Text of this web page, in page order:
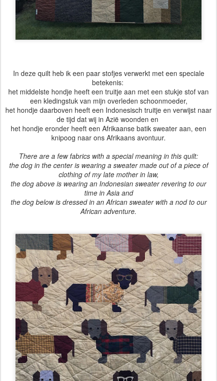
In deze quilt heb ik een paar stofjes verwerkt met een speciale
betekenis:
het middelste hondje heeft een truitje aan met een stukje stof van
een kledingstuk van mijn overleden schoonmoeder,
het hondje daarboven heeft een Indonesisch truitje en verwijst naar
de tijd dat wij in Azië woonden en
het hondje eronder heeft een Afrikaanse batik sweater aan, een
knipoog naar ons Afrikaans avontuur.
There are a few fabrics with a special meaning in this quilt:
the dog in the center is wearing a sweater made out of a piece of
clothing of my late mother in law,
the dog above is wearing an Indonesian sweater revering to our
time in Asia and
the dog below is dressed in an African sweater with a nod to our
African adventure.